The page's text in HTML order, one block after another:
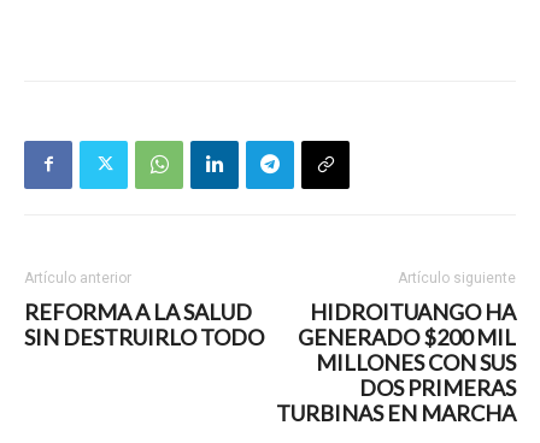
Artículo anterior
REFORMA A LA SALUD
SIN DESTRUIRLO TODO
Artículo siguiente
HIDROITUANGO HA
GENERADO $200 MIL
MILLONES CON SUS
DOS PRIMERAS
TURBINAS EN MARCHA